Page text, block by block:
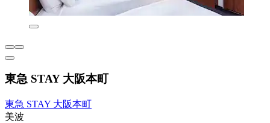
東急 STAY 大阪本町
東急 STAY 大阪本町
美波